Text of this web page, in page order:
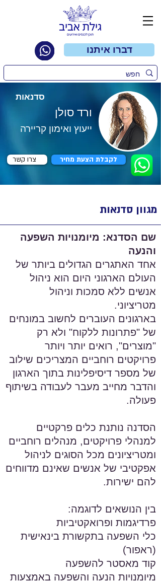
דברו איתנו
ורד סולן
ייעוץ ואימון קריירה
צרו קשר לקבלת הצעת מחיר
סדנאות
מגוון סדנאות
שם הסדנא: מיומנויות השפעה
והנעה
אחד האתגרים הגדולים ביותר של
העולם הארגוני היום הוא ניהול
אנשים ללא סמכות וניהול
מטריציוני.
בארגונים העוברים לחשוב במונחים
של "פתרונות ללקוח" ולא רק
"מוצרים", רואים יותר ויותר
פרויקטים רוחביים המצריכים שילוב
של מספר דיסיפלינות בתוך הארגון
והדבר מחייב מעבר לעבודה בשיתוף
פעולה.
הסדנה נותנת כלים פרקטיים
למנהלי פרויקטים, מנהלים רוחביים
ומטריציונים מכל הסוגים לניהול
אפקטיבי של אנשים שאינם מדווחים
להם ישירות.
בין הנושאים לדוגמה:
פרדיגמות ופרואקטיביות
כלי השפעה בתקשורת בינאישית
(ראפור)
קוד מאסטר להשפעה
מיומנויות הנעה והשפעה באמצעות